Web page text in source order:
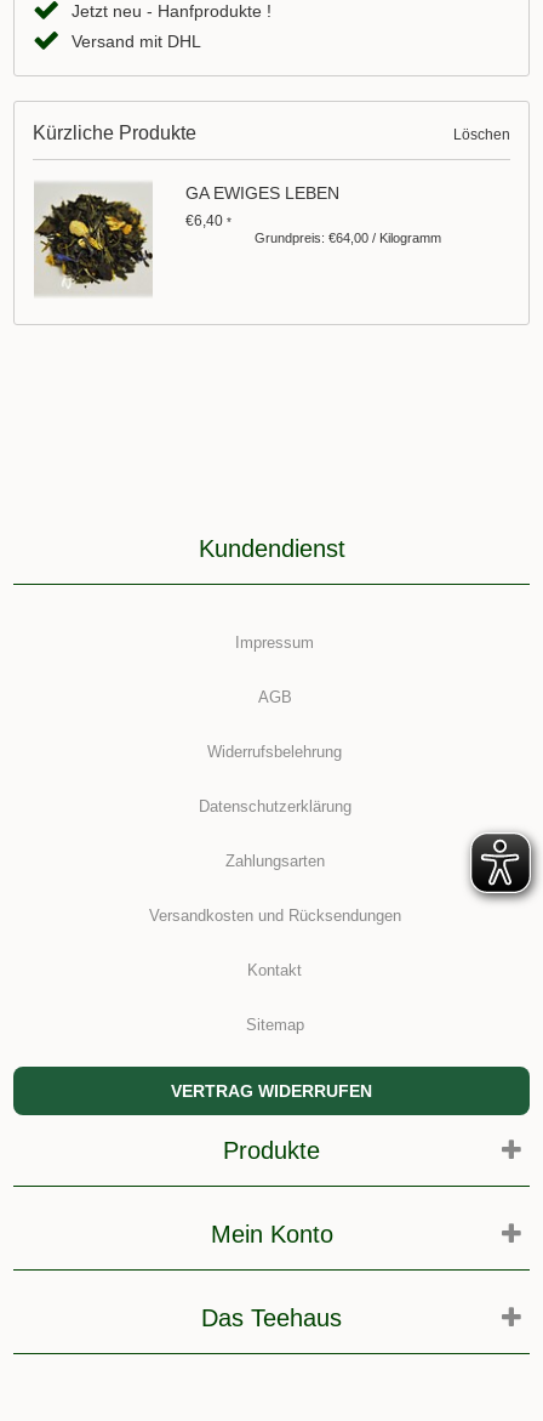
Jetzt neu - Hanfprodukte !
Versand mit DHL
Kürzliche Produkte Löschen
GA EWIGES LEBEN
€6,40*
Grundpreis: €64,00 / Kilogramm
Kundendienst
Impressum
AGB
Widerrufsbelehrung
Datenschutzerklärung
Zahlungsarten
Versandkosten und Rücksendungen
Kontakt
Sitemap
VERTRAG WIDERRUFEN
Produkte
Mein Konto
Das Teehaus